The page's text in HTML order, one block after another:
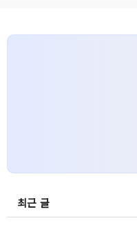
적으로 체크하셔야 될 사항들
최근 글